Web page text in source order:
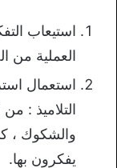
استيعاب
العملية من
استعمال
التلاميذ :
والشكوك ،
يفكرون بها.